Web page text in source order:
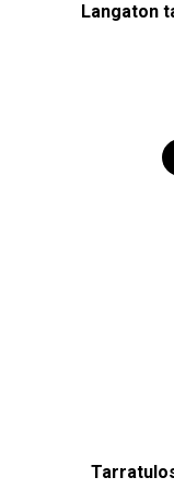
Langaton